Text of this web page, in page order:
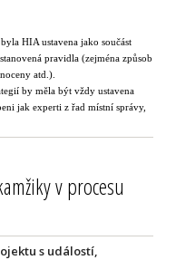
HIA ustavena jako součást
pravidla (zejména způsob
atd.).
by měla být vždy ustavena
jak experti z řad místní správy,
v procesu
s událostí,